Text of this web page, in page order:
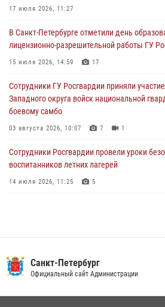
06 августа 2026, 07:30
В Выборгском районе наряд Росгвардии
разыскиваемый преступный автотранспорт
05 августа 2026, 12:25 2
Петербургские росгвардейцы обнаружили
автомобиль, ранее использовавшийся при
Ленобласти
04 августа 2026, 14:05
17 июля 2026, 11:27
В Санкт-Петербурге отметили день
лицензионно-разрешительной работы ГУ
15 июля 2026, 14:59 17
Сотрудники ГУ Росгвардии приняли
Западного округа войск национальной
боевому самбо
03 августа 2026, 10:07 7 1
Сотрудники Росгвардии провели уроки
воспитанников летних лагерей
14 июля 2026, 11:25 5
В Красногвардейском районе росгвардейцы
угрожавшего мужчине пневматическим
Санкт-Петербург
Официальный сайт Администрации